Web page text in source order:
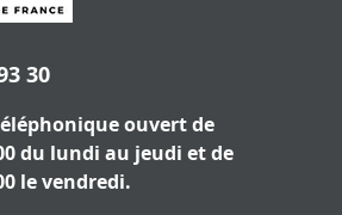
30
ouvert de
du lundi au jeudi et de
le vendredi.